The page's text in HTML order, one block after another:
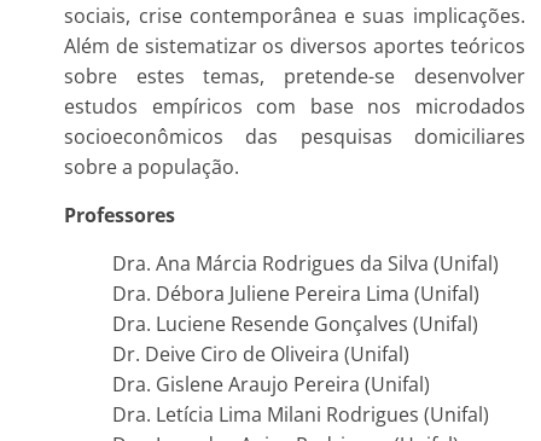
sociais, crise contemporânea e suas implicações.
Além de sistematizar os diversos aportes teóricos
sobre estes temas, pretende-se desenvolver
estudos empíricos com base nos microdados
socioeconômicos das pesquisas domiciliares
sobre a população.
Professores
Dra. Ana Márcia Rodrigues da Silva (Unifal)
Dra. Débora Juliene Pereira Lima (Unifal)
Dra. Luciene Resende Gonçalves (Unifal)
Dr. Deive Ciro de Oliveira (Unifal)
Dra. Gislene Araujo Pereira (Unifal)
Dra. Letícia Lima Milani Rodrigues (Unifal)